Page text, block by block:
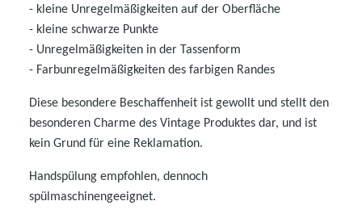
- kleine Unregelmäßigkeiten auf der Oberfläche
- kleine schwarze Punkte
- Unregelmäßigkeiten in der Tassenform
- Farbunregelmäßigkeiten des farbigen Randes
Diese besondere Beschaffenheit ist gewollt und stellt den
besonderen Charme des Vintage Produktes dar, und ist
kein Grund für eine Reklamation.
Handspülung empfohlen, dennoch
spülmaschinengeeignet.